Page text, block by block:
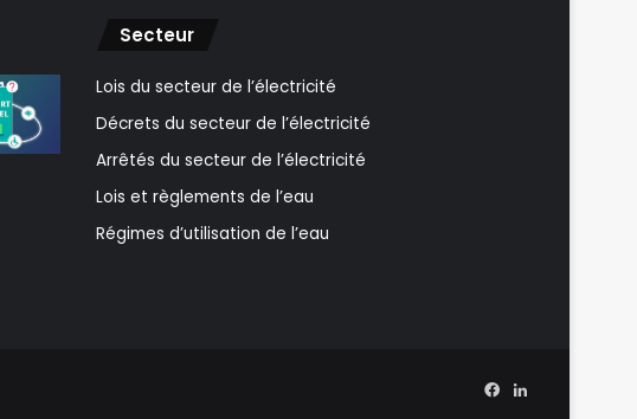
Secteur
Lois du secteur de l’électricité
Décrets du secteur de l’électricité
Arrêtés du secteur de l’électricité
Lois et règlements de l’eau
Régimes d’utilisation de l’eau
Facebook
Linkedin